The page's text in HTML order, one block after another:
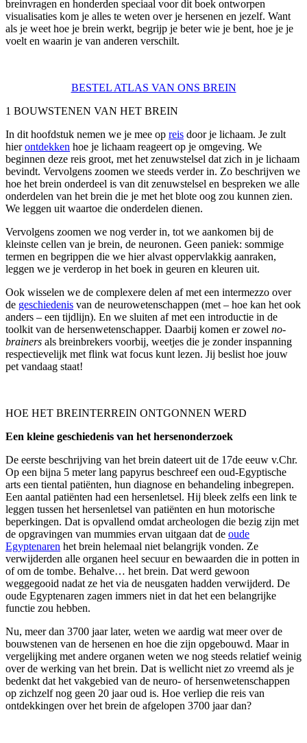
breinvragen en honderden speciaal voor dit boek ontworpen
visualisaties kom je alles te weten overje hersenen en jezelf. Want
als je weet hoe je brein werkt, begrijp je beter wie je bent, hoe je je
voelt en waarin je van anderen verschilt.
BESTEL ATLAS VAN ONS BREIN
1 BOUWSTENEN VAN HET BREIN
In dit hoofdstuk nemen we je mee op reis door je lichaam. Je zult
hierontdekken hoe je lichaam reageert op je omgeving. We
beginnen deze reis groot, met het zenuwstelsel dat zich in je lichaam
bevindt. Vervolgens zoomen we steeds verder in. Zo beschrijven we
hoe het brein onderdeel is van dit zenuwstelsel en bespreken we alle
onderdelen van het brein die je met het blote oog zou kunnen zien.
We leggen uit waartoe die onderdelen dienen.
Vervolgens zoomen we nog verder in, tot we aankomen bij de
kleinste cellen van je brein, de neuronen. Geen paniek: sommige
termen en begrippen die we hier alvast oppervlakkig aanraken,
leggen we je verderop in het boek in geuren en kleuren uit.
Ook wisselen we de complexere delen af met een intermezzo over
de geschiedenis van de neurowetenschappen (met – hoe kan het ook
anders – een tijdlijn). En we sluiten af met een introductie in de
toolkit van de hersenwetenschapper. Daarbij komen er zowel no-
brainers als breinbrekers voorbij, weetjes die je zonder inspanning
respectievelijk met flink wat focus kunt lezen. Jij beslist hoe jouw
pet vandaag staat!
HOE HET BREINTERREIN ONTGONNEN WERD
Een kleine geschiedenis van het hersenonderzoek
De eerste beschrijving van het brein dateert uit de 17de eeuw v.Chr.
Op een bijna 5 meter lang papyrus beschreef een oud-Egyptische
arts een tiental patiënten, hun diagnose en behandeling inbegrepen.
Een aantal patiënten had een hersenletsel. Hij bleek zelfs een link te
leggen tussen het hersenletsel van patiënten en hun motorische
beperkingen. Dat is opvallend omdat archeologen die bezig zijn met
de opgravingen van mummies ervan uitgaan dat de oude
Egyptenaren het brein helemaal niet belangrijk vonden. Ze
verwijderden alle organen heel secuur en bewaarden die in potten in
of om de tombe. Behalve… het brein. Dat werd gewoon
weggegooid nadat ze het via de neusgaten hadden verwijderd. De
oude Egyptenaren zagen immers niet in dat het een belangrijke
functie zou hebben.
Nu, meer dan 3700 jaar later, weten we aardig wat meer over de
bouwstenen van de hersenen en hoe die zijn opgebouwd. Maar in
vergelijking met andere organen weten we nog steeds relatief weinig
over de werking van het brein. Dat is wellicht niet zo vreemd als je
bedenkt dat het vakgebied van de neuro- of hersenwetenschappen
op zichzelf nog geen 20 jaar oud is. Hoe verliep die reis van
ontdekkingen over het brein de afgelopen 3700 jaar dan?